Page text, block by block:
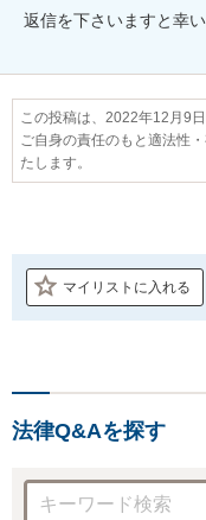
返信を下さいますと幸い
この投稿は、2022年12月9
ご自身の責任のもと適法性
たします。
マイリストに入れる
法律Q&Aを探す